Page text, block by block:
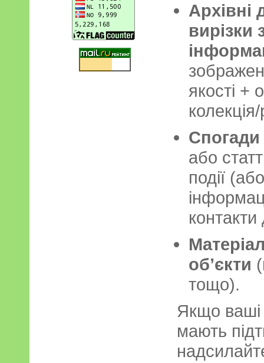
Архівні
якості
Спогади
або
події
об’єкти
тощо).
Якщо ваші
мають